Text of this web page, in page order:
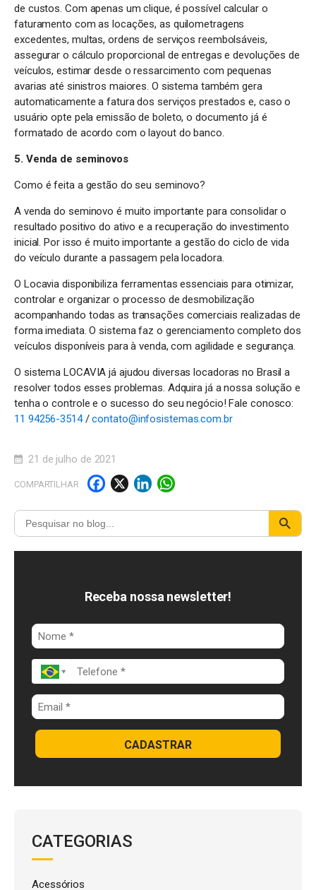
de custos. Com apenas um clique, é possível calcular o
faturamento com as locações, as quilometragens
excedentes, multas, ordens de serviços reembolsáveis,
assegurar o cálculo proporcional de entregas e devoluções de
veículos, estimar desde o ressarcimento com pequenas
avarias até sinistros maiores. O sistema também gera
automaticamente a fatura dos serviços prestados e, caso o
usuário opte pela emissão de boleto, o documento já é
formatado de acordo com o layout do banco.
5. Venda de seminovos
Como é feita a gestão do seu seminovo?
A venda do seminovo é muito importante para consolidar o
resultado positivo do ativo e a recuperação do investimento
inicial. Por isso é muito importante a gestão do ciclo de vida
do veículo durante a passagem pela locadora.
O Locavia disponibiliza ferramentas essenciais para otimizar,
controlar e organizar o processo de desmobilização
acompanhando todas as transações comerciais realizadas de
forma imediata. O sistema faz o gerenciamento completo dos
veículos disponíveis para à venda, com agilidade e segurança.
O sistema LOCAVIA já ajudou diversas locadoras no Brasil a
resolver todos esses problemas. Adquira já a nossa solução e
tenha o controle e o sucesso do seu negócio! Fale conosco:
11 94256-3514/contato@infosistemas.com.br
21 de julho de 2021
COMPARTILHAR
F
a
c
e
o
o
k
X Li
n
k
e
I
n
W
h
a
t
A
p
p
Receba nossa newsletter!
CADASTRAR
CATEGORIAS
Acessórios